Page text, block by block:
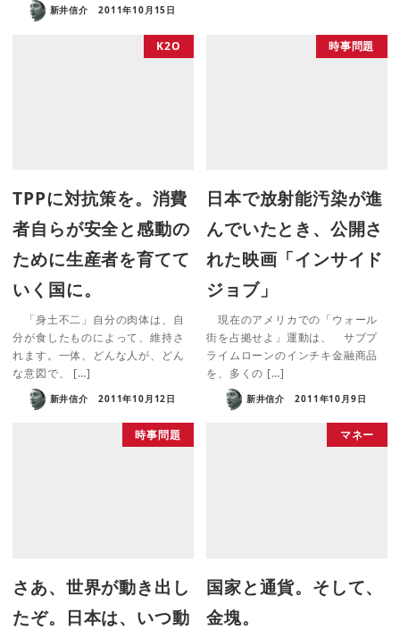
新井信介 2011年10月15日
K2O
TPPに対抗策を。消費
者自らが安全と感動の
ために生産者を育てて
いく国に。
「身土不二」自分の肉体は、自
分が食したものによって、維持さ
れます。一体、どんな人が、どん
な意図で、 […]
新井信介 2011年10月12日
時事問題
日本で放射能汚染が進
んでいたとき、公開さ
れた映画「インサイド
ジョブ」
現在のアメリカでの「ウォール
街を占拠せよ」運動は、 サブプ
ライムローンのインチキ金融商品
を、多くの […]
新井信介 2011年10月9日
時事問題
さあ、世界が動き出し
たぞ。日本は、いつ動
マネー
国家と通貨。そして、
金塊。